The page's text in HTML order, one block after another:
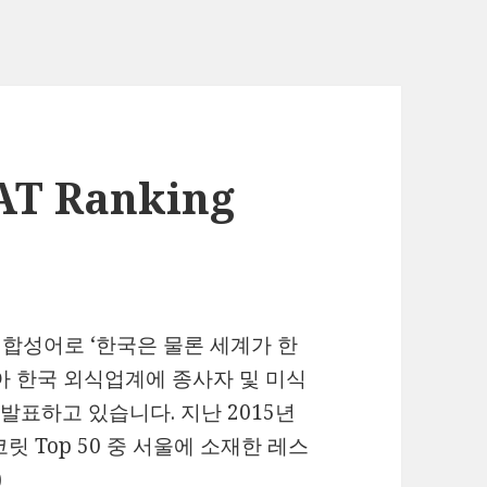
Ranking
성어로 ‘한국은 물론 세계가 한
한국 외식업계에 종사자 및 미식
표하고 있습니다. 지난 2015년
Top 50 중 서울에 소재한 레스